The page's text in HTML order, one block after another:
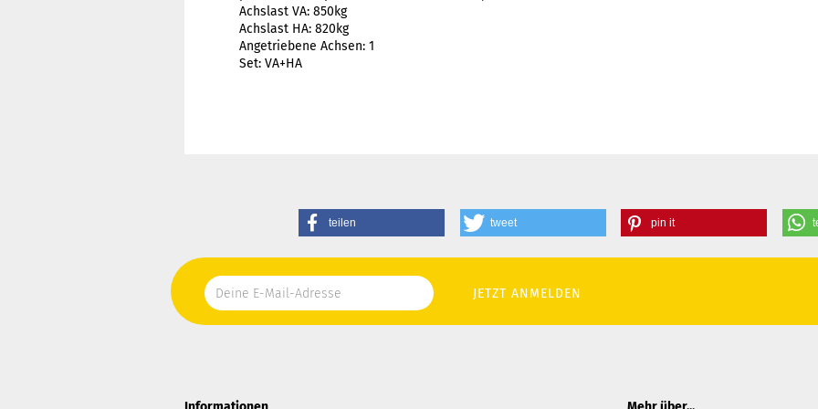
Achslast VA: 850kg
Achslast HA: 820kg
Angetriebene Achsen: 1
Set: VA+HA
teilen tweet pin it